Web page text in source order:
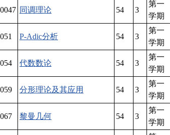
同调理论 54 3
第一
学期
P-Adic分析 54 3
第一
学期
代数数论 54 3
第一
学期
分形理论及其应用 54 3
第一
学期
黎曼几何 54 3
第一
学期